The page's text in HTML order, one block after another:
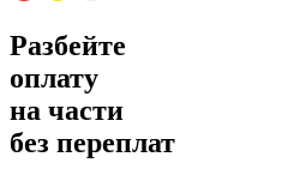
Разбейте
оплату
на части
без переплат